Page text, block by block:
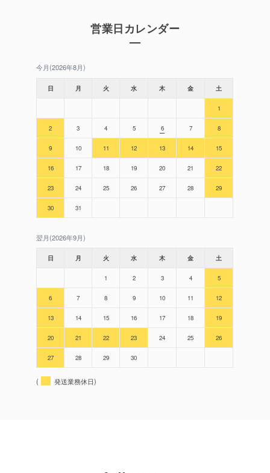
営業日カレンダー
今月(2026年8月)
日 月 火 水 木 金 土
1
2 3 4 5 6 7 8
9 10 11 12 13 14 15
16 17 18 19 20 21 22
23 24 25 26 27 28 29
30 31
翌月(2026年9月)
日 月 火 水 木 金 土
1 2 3 4 5
6 7 8 9 10 11 12
13 14 15 16 17 18 19
20 21 22 23 24 25 26
27 28 29 30
( 発送業務休日)